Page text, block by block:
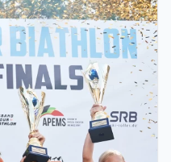
және хрустальді